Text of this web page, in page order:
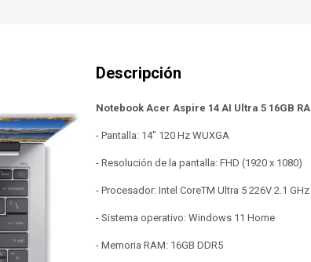
Notebook Acer Aspire 14 AI Ultra 5 16GB
- Pantalla: 14" 120 Hz WUXGA
- Resolución de la pantalla: FHD (1920 x 1080)
- Procesador: Intel CoreTM Ultra 5 226V 2.1
- Sistema operativo: Windows 11 Home
- Memoria RAM: 16GB DDR5